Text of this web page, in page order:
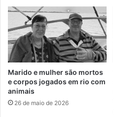
Marido e mulher são mortos
e corpos jogados em rio com
animais
26 de maio de 2026